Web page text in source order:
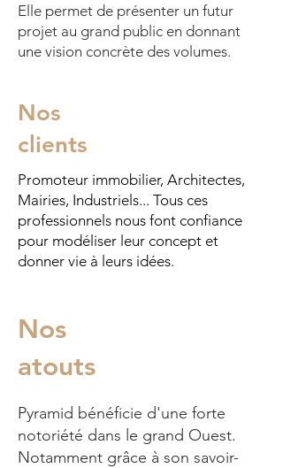
Elle permet de présenter un futur
projet au grand public en donnant
une vision concrète des volumes.
Nos
clients
Promoteur immobilier, Architectes,
Mairies, Industriels... Tous ces
professionnels nous font confiance
pour modéliser leur concept et
donner vie à leurs idées.
Nos
atouts
Pyramid bénéficie d'une forte
notoriété dans le grand Ouest.
Notamment grâce à son savoir-